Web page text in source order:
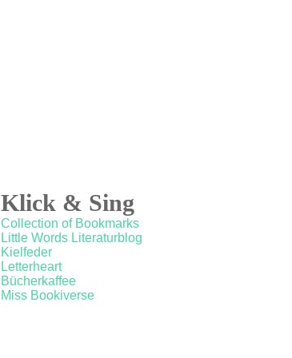
Klick & Sing
Collection of Bookmarks
Little Words Literaturblog
Kielfeder
Letterheart
Bücherkaffee
Miss Bookiverse